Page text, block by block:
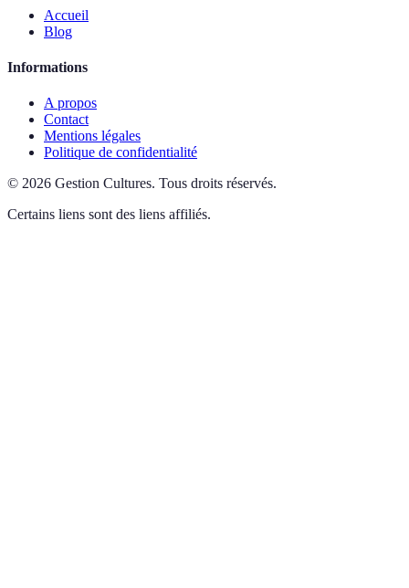
Accueil
Blog
Informations
A propos
Contact
Mentions légales
Politique de confidentialité
© 2026 Gestion Cultures. Tous droits réservés.
Certains liens sont des liens affiliés.